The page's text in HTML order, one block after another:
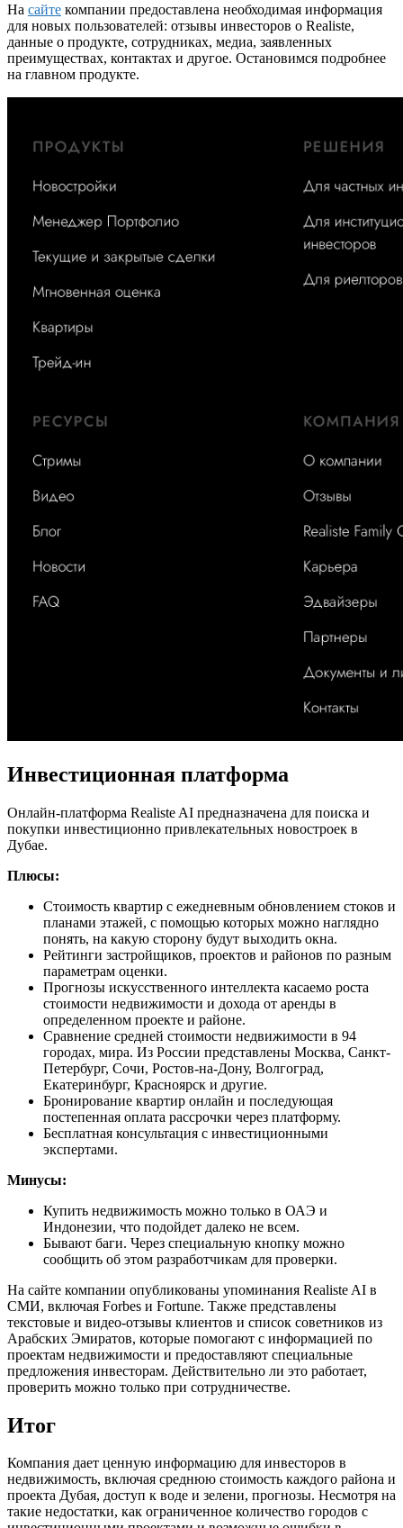
На сайте компании предоставлена необходимая информация
для новых пользователей: отзывы инвесторов о Realiste,
данные о продукте, сотрудниках, медиа, заявленных
преимуществах, контактах и другое. Остановимся подробнее
на главном продукте.
Инвестиционная платформа
Онлайн-платформа Realiste AI предназначена для поиска и
покупки инвестиционно привлекательных новостроек в
Дубае.
Плюсы:
Стоимость квартир с ежедневным обновлением стоков и
планами этажей, с помощью которых можно наглядно
понять, на какую сторону будут выходить окна.
Рейтинги застройщиков, проектов и районов по разным
параметрам оценки.
Прогнозы искусственного интеллекта касаемо роста
стоимости недвижимости и дохода от аренды в
определенном проекте и районе.
Сравнение средней стоимости недвижимости в 94
городах, мира. Из России представлены Москва, Санкт-
Петербург, Сочи, Ростов-на-Дону, Волгоград,
Екатеринбург, Красноярск и другие.
Бронирование квартир онлайн и последующая
постепенная оплата рассрочки через платформу.
Бесплатная консультация с инвестиционными
экспертами.
Минусы:
Купить недвижимость можно только в ОАЭ и
Индонезии, что подойдет далеко не всем.
Бывают баги. Через специальную кнопку можно
сообщить об этом разработчикам для проверки.
На сайте компании опубликованы упоминания Realiste AI в
СМИ, включая Forbes и Fortune. Также представлены
текстовые и видео-отзывы клиентов и список советников из
Арабских Эмиратов, которые помогают с информацией по
проектам недвижимости и предоставляют специальные
предложения инвесторам. Действительно ли это работает,
проверить можно только при сотрудничестве.
Итог
Компания дает ценную информацию для инвесторов в
недвижимость, включая среднюю стоимость каждого района и
проекта Дубая, доступ к воде и зелени, прогнозы. Несмотря на
такие недостатки, как ограниченное количество городов с